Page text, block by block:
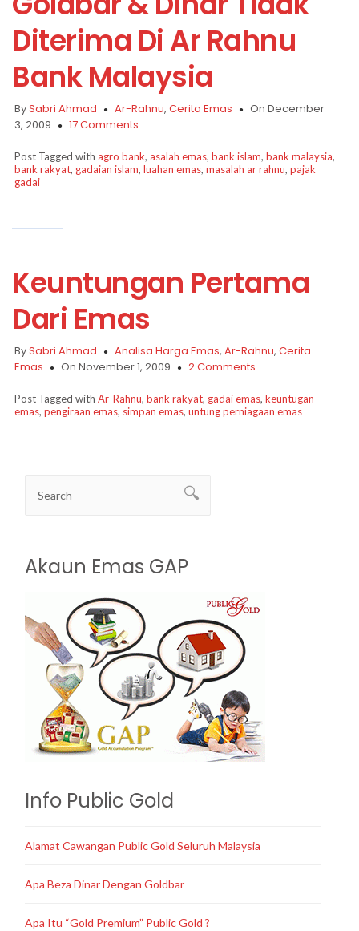
Diterima Di Ar Rahnu
Bank Malaysia
BySabri Ahmad Ar-Rahnu, Cerita Emas
On December
3, 2009
17 Comments.
Post Tagged with agro bank, asalah emas, bank islam, bank malaysia,
bank rakyat, gadaian islam, luahan emas, masalah ar rahnu, pajak
gadai
Keuntungan Pertama
Dari Emas
BySabri Ahmad Analisa Harga Emas, Ar-Rahnu, Cerita
Emas
On November 1, 2009 2 Comments.
Post Tagged with Ar-Rahnu, bank rakyat, gadai emas, keuntugan
emas, pengiraan emas, simpan emas, untung perniagaan emas
Akaun Emas GAP
Info Public Gold
Alamat Cawangan Public Gold Seluruh Malaysia
Apa Beza Dinar Dengan Goldbar
Apa Itu “Gold Premium” Public Gold ?